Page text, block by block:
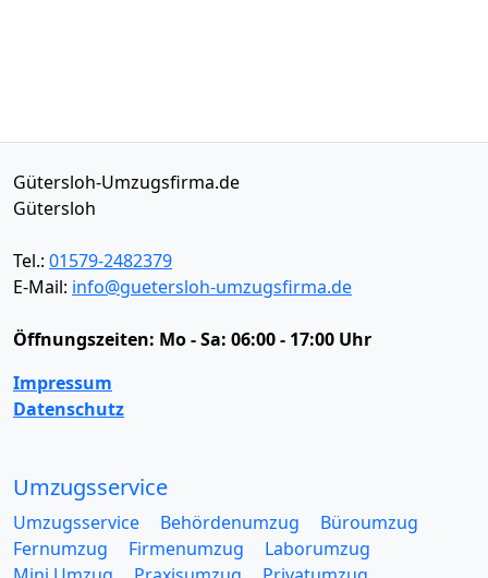
Gütersloh-Umzugsfirma.de
Gütersloh
Tel.: 01579-2482379
E-Mail: info@guetersloh-umzugsfirma.de
Öffnungszeiten: Mo - Sa: 06:00 - 17:00 Uhr
Impressum
Datenschutz
Umzugsservice
Umzugsservice Behördenumzug
Büroumzug
Fernumzug
Firmenumzug
Laborumzug